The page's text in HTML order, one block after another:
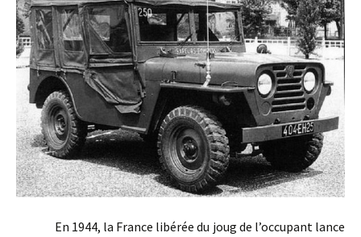
En 1944, la France libérée du joug de l’occupant lance